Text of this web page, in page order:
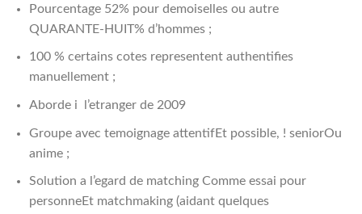
Pourcentage 52% pour demoiselles ou autre
QUARANTE-HUIT% d’hommes ;
100 % certains cotes representent authentifies
manuellement ;
Aborde i l’etranger de 2009
Groupe avec temoignage attentifEt possible, ! seniorOu
anime ;
Solution a l’egard de matching Comme essai pour
personneEt matchmaking (aidant quelques